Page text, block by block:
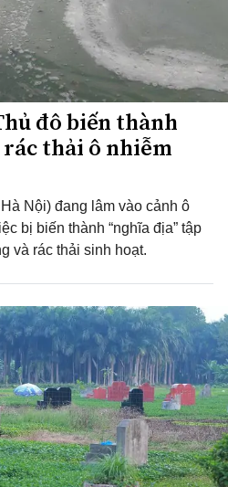
đô biến thành
thải ô nhiễm
Nội) đang lâm vào cảnh ô
bị biến thành “nghĩa địa” tập
và rác thải sinh hoạt.